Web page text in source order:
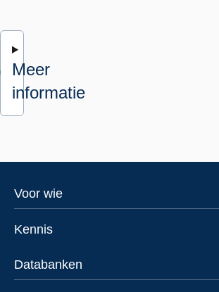
Meer
informatie
Footer
Voor wie
Kennis
Databanken